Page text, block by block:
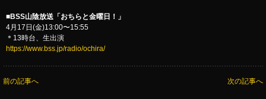
■BSS山陰放送「おちらと金曜日！」
4月17日(金)13:00〜15:55
＊13時台、生出演
https://www.bss.jp/radio/ochira/
前の記事へ 次の記事へ